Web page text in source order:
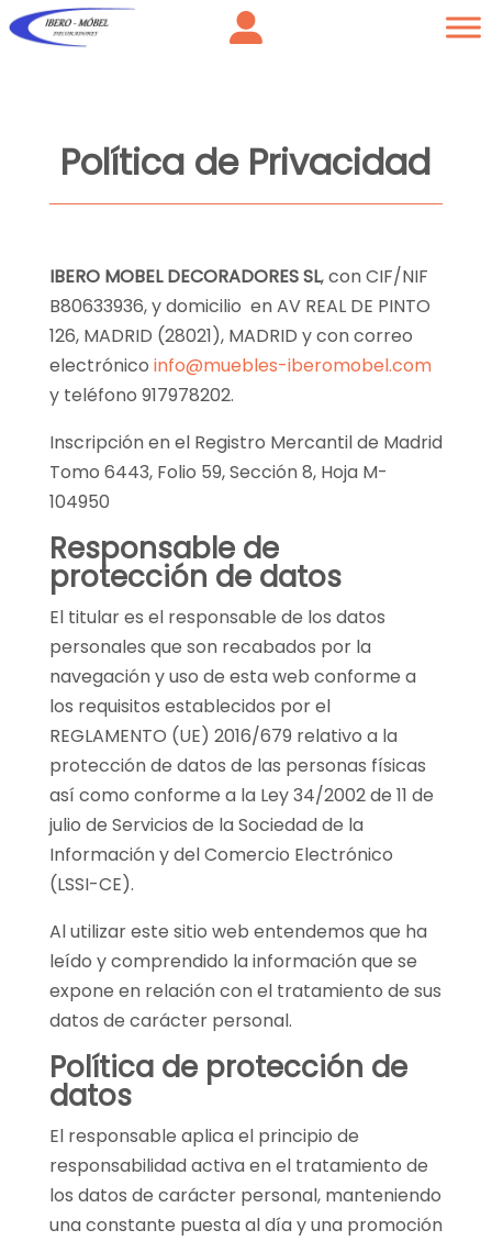
Política de Privacidad
IBERO MOBEL DECORADORES SL, con CIF/NIF
B80633936, y domicilio en AV REAL DE PINTO
126, MADRID (28021), MADRID y con correo
electrónico info@muebles-iberomobel.com
y teléfono 917978202.
Inscripción en el Registro Mercantil de Madrid
Tomo 6443, Folio 59, Sección 8, Hoja M-
104950
Responsable de
protección de datos
El titular es el responsable de los datos
personales que son recabados por la
navegación y uso de esta web conforme a
los requisitos establecidos por el
REGLAMENTO (UE) 2016/679 relativo a la
protección de datos de las personas físicas
así como conforme a la Ley 34/2002 de 11 de
julio de Servicios de la Sociedad de la
Información y del Comercio Electrónico
(LSSI-CE).
Al utilizar este sitio web entendemos que ha
leído y comprendido la información que se
expone en relación con el tratamiento de sus
datos de carácter personal.
Política de protección de
datos
El responsable aplica el principio de
responsabilidad activa en el tratamiento de
los datos de carácter personal, manteniendo
una constante puesta al día y una promoción